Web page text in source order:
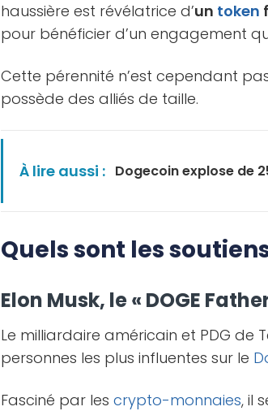
haussière est révélatrice d’un token
pour bénéficier d’un engagement
Cette pérennité n’est cependant
possède des alliés de taille.
À lire aussi : Dogecoin explose de
Quels sont les
Elon Musk, le « DOGE
Le milliardaire américain et PDG de
personnes les plus influentes sur le
Fasciné par lescrypto-monnaies, il